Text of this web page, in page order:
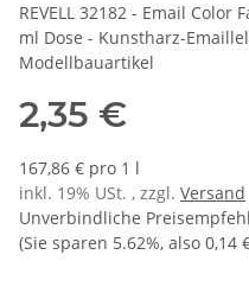
REVELL 32182 - Email Color
ml Dose - Kunstharz-
Modellbauartikel
2,35 €
167,86 € pro 1 l
inkl. 19% USt. , zzgl. Versand
Unverbindliche
(Sie sparen 5.62%, also 0,14